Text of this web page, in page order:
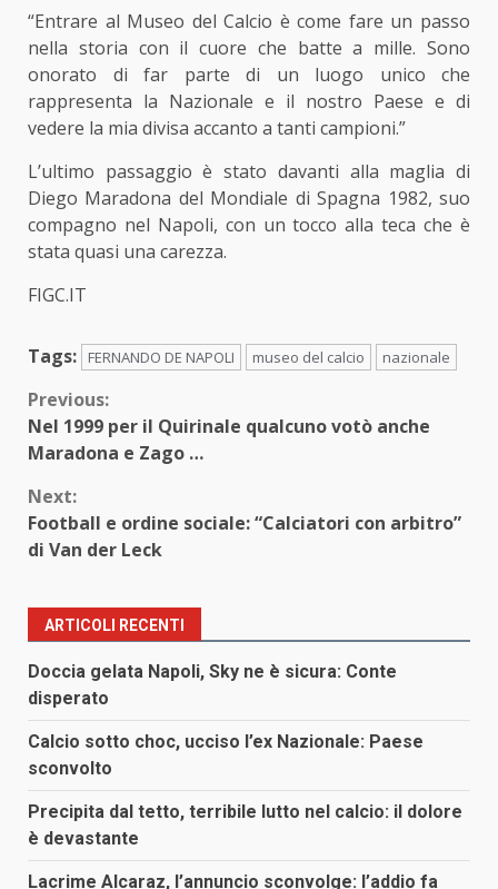
“Entrare al Museo del Calcio è come fare un passo
nella storia con il cuore che batte a mille. Sono
onorato di far parte di un luogo unico che
rappresenta la Nazionale e il nostro Paese e di
vedere la mia divisa accanto a tanti campioni.”
L’ultimo passaggio è stato davanti alla maglia di
Diego Maradona del Mondiale di Spagna 1982, suo
compagno nel Napoli, con un tocco alla teca che è
stata quasi una carezza.
FIGC.IT
Tags: FERNANDO DE NAPOLI museo del calcio nazionale
Continue
Reading
Previous:
Nel 1999 per il Quirinale qualcuno votò anche
Maradona e Zago …
Next:
Football e ordine sociale: “Calciatori con arbitro”
di Van der Leck
ARTICOLI RECENTI
Doccia gelata Napoli, Sky ne è sicura: Conte
disperato
Calcio sotto choc, ucciso l’ex Nazionale: Paese
sconvolto
Precipita dal tetto, terribile lutto nel calcio: il dolore
è devastante
Lacrime Alcaraz, l’annuncio sconvolge: l’addio fa